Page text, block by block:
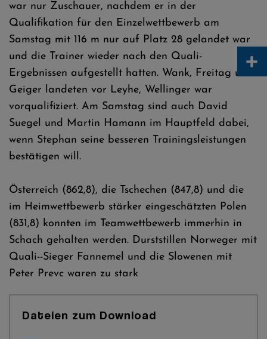
war nur Zuschauer, nachdem er in der
Qualifikation für den Einzelwettbewerb am
Samstag mit 116 m nur auf Platz 28 gelandet war
und die Trainer wieder nach den Quali-
Ergebnissen aufgestellt hatten. Wank, Freitag und
Geiger landeten vor Leyhe, Wellinger war
vorqualifiziert. Am Samstag sind auch David
Suegel und Martin Hamann im Hauptfeld dabei,
wenn Stephan seine besseren Trainingsleistungen
bestätigen will.
Österreich (862,8), die Tschechen (847,8) und die
im Heimwettbewerb stärker eingeschätzten Polen
(831,8) konnten im Teamwettbewerb immerhin in
Schach gehalten werden. Durststillen Norweger mit
Quali--Sieger Fannemel und die Slowenen mit
Peter Prevc waren zu stark
Dateien zum Download
+